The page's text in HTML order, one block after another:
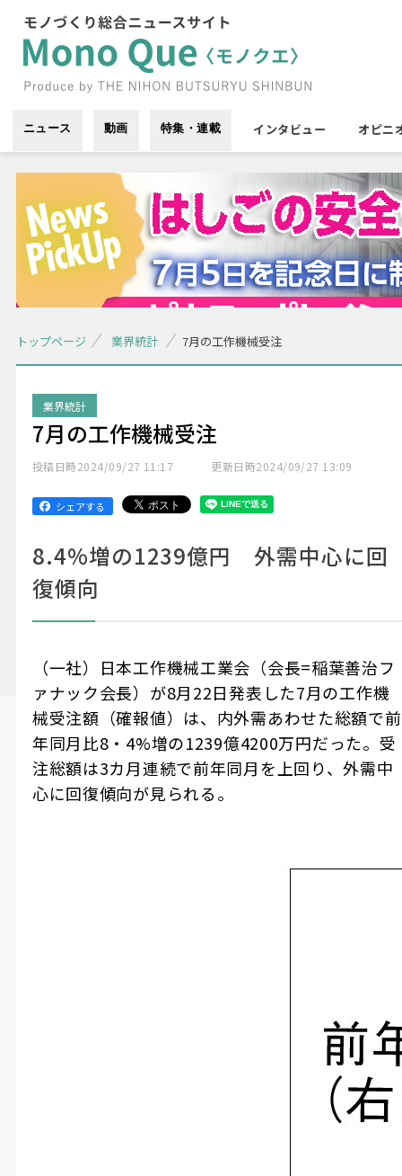
ニュース 動画 特集・連載 インタビュー オピニ
トップページ 業界統計 7月の工作機械受注
業界統計
7月の工作機械受注
投稿日時2024/09/27 11:17 更新日時2024/09/27 13:09
シェアする
8.4%増の1239億円 外需中心に回
復傾向
（一社）日本工作機械工業会（会長=稲葉善治フ
ァナック会長）が8月22日発表した7月の工作機
械受注額（確報値）は、内外需あわせた総額で前
年同月比8・4%増の1239億4200万円だった。受
注総額は3カ月連続で前年同月を上回り、外需中
心に回復傾向が見られる。